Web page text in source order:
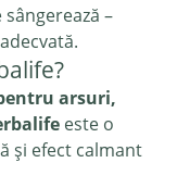
–
arsuri,
este o
și efect calmant